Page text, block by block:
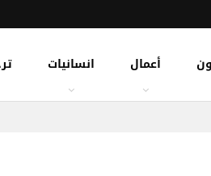
أعمال انسانيات